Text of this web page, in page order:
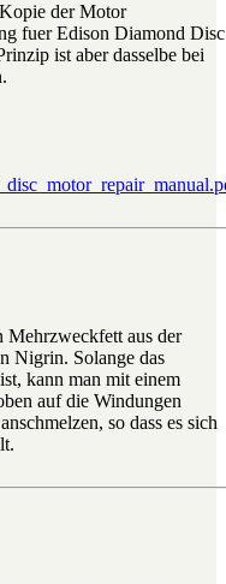
der Motor
fuer Edison Diamond Disc
ist aber dasselbe bei
Mehrzweckfett aus der
Nigrin. Solange das
kann man mit einem
auf die Windungen
so dass es sich